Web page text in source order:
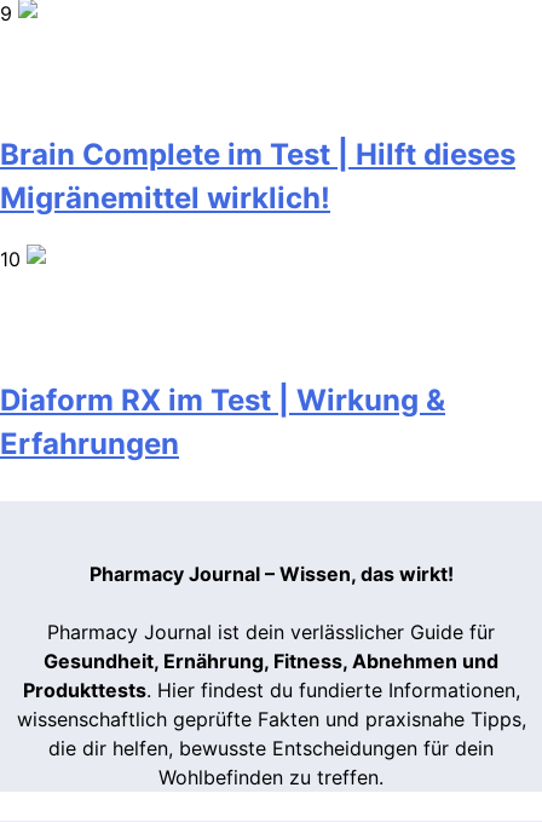
9
Brain Complete im Test | Hilft dieses
Migränemittel wirklich!
10
Diaform RX im Test | Wirkung &
Erfahrungen
Pharmacy Journal – Wissen, das wirkt!
Pharmacy Journal ist dein verlässlicher Guide für
Gesundheit, Ernährung, Fitness, Abnehmen und
Produkttests. Hier findest du fundierte Informationen,
wissenschaftlich geprüfte Fakten und praxisnahe Tipps,
die dir helfen, bewusste Entscheidungen für dein
Wohlbefinden zu treffen.